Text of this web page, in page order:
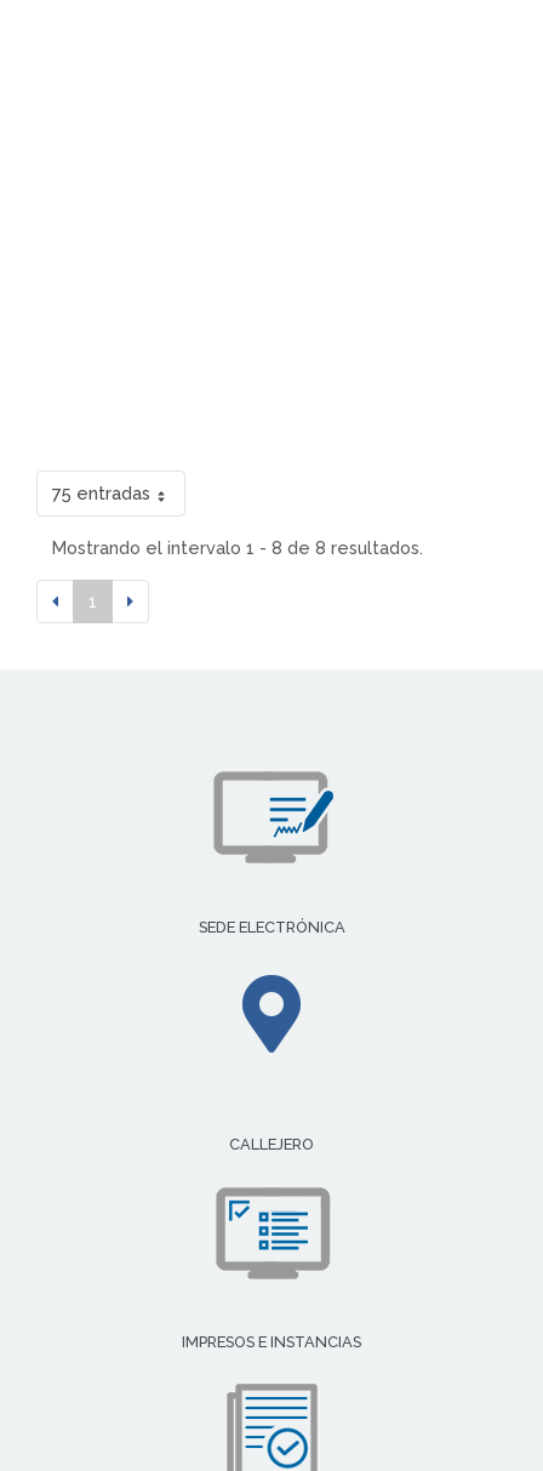
75 entradas
Mostrando el intervalo 1 - 8 de 8 resultados.
1
SEDE ELECTRÓNICA
CALLEJERO
IMPRESOS E INSTANCIAS